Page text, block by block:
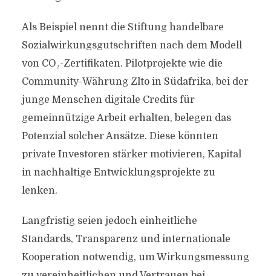
Als Beispiel nennt die Stiftung handelbare
Sozialwirkungsgutschriften nach dem Modell
von CO₂-Zertifikaten. Pilotprojekte wie die
Community-Währung Zlto in Südafrika, bei der
junge Menschen digitale Credits für
gemeinnützige Arbeit erhalten, belegen das
Potenzial solcher Ansätze. Diese könnten
private Investoren stärker motivieren, Kapital
in nachhaltige Entwicklungsprojekte zu
lenken.
Langfristig seien jedoch einheitliche
Standards, Transparenz und internationale
Kooperation notwendig, um Wirkungsmessung